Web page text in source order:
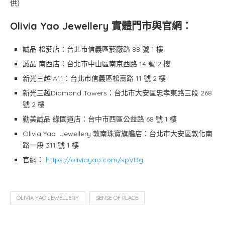
供）
Olivia Yao Jewellery 實體門市與官網：
誠品 松菸店：台北市信義區菸廠路 88 號 1 樓
誠品 南西店：台北市中山區南京西路 14 號 2 樓
新光三越 A11：台北市信義區松壽路 11 號 2 樓
新光三越Diamond Towers：台北市大安區忠孝東路三段 268
號 2 樓
勤美誠品 綠園道店：台中市西區公益路 68 號 1 樓
Olivia Yao Jewellery 敦南珠寶旗艦店：台北市大安區敦化南
路一段 311 號 1 樓
官網： https://oliviayao.com/spVDg
OLIVIA YAO JEWELLERY SENSE OF PLACE